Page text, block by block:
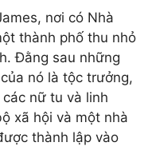
nơi có Nhà
thành phố thu nhỏ
Đằng sau những
nó là tộc trưởng,
nữ tu và linh
xã hội và một nhà
thành lập vào